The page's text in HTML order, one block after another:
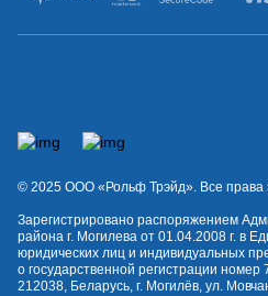
© 2025 OOO «Рольф Трэйд». Все
Зарегистрировано распоряжением
района г. Могилева от 01.04.2008 г. в
юридических лиц и индивидуальных
о государственной регистрации
212038, Беларусь, г. Могилёв, ул.